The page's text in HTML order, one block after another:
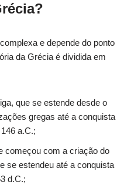
e depende do ponto
da Grécia é dividida em
que se estende desde o
gregas até a conquista
a.C.;
começou com a criação do
se estendeu até a conquista
d.C.;